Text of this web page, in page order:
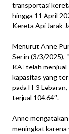
transportasi
hingga 11 April
Kereta Api Jarak
Menurut Anne
Senin (3/3/2025),
KAI telah
kapasitas yang
pada H-3
terjual 104.64′′.
Anne
meningkat karena